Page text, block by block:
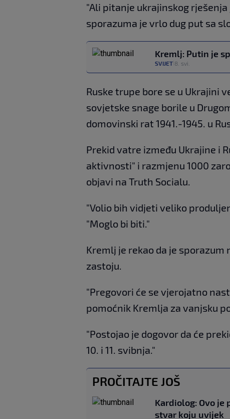
"Ali pitanje ukrajinskog
sporazuma je vrlo dug put sa
Kremlj: Putin je
SVIJET 8. svi.
Ruske trupe bore se u Ukrajini
sovjetske snage borile u
domovinski rat 1941.-1945. u
Prekid vatre između Ukrajine i
aktivnosti" i razmjenu 1000
objavi na Truth Socialu.
"Volio bih vidjeti veliko
"Moglo bi biti."
Kremlj je rekao da je sporazum
zastoju.
"Pregovori će se vjerojatno
pomoćnik Kremlja za vanjsku
"Postojao je dogovor da će
10. i 11. svibnja."
PROČITAJTE JOŠ
Kardiolog: Ovo je
stvar koju uvijek